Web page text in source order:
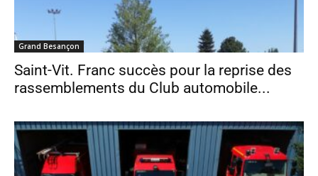
Grand Besançon
Saint-Vit. Franc succès pour la reprise des
rassemblements du Club automobile...